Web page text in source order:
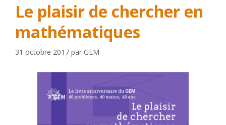
Le plaisir de chercher en
mathématiques
31 octobre 2017 par GEM